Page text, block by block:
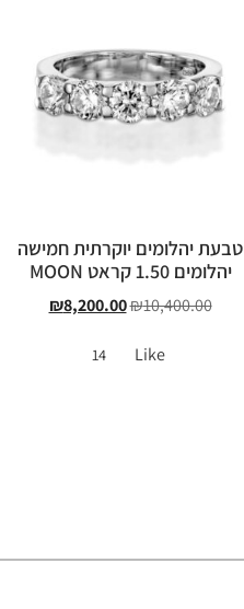
טבעת יהלומים יוקרתית חמישה
יהלומים 1.50 קראט MOON
₪10,400.00
₪8,200.00
Like
14